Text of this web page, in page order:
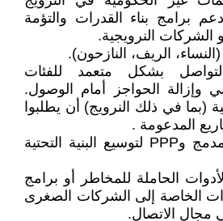
برامج بناء القدرات والتؤمة
الشركات النرويجية.
بشكل متعمد للفئات
وإزالة الحواجز أمام الوصول.
(بما في ذلك النرويج) أن يطلبوا
المدعومة .
7. استخدم التمويل المدمج وPPP لتوسيع البنية التحتية
الحاملة للمخاطر أو برامج
الخاصة إلى الشركات الصغرى
مجال الاتصال.